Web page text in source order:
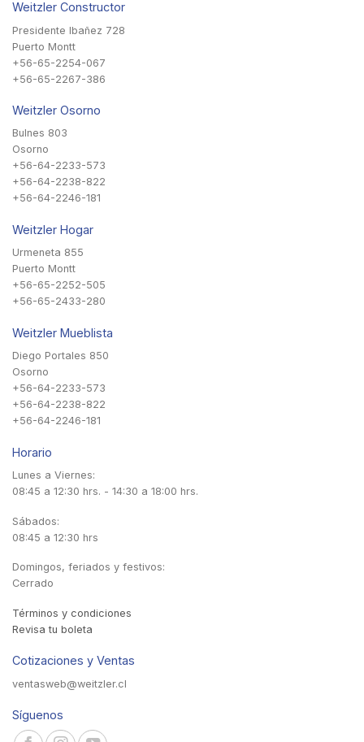
Weitzler Constructor
Presidente Ibañez 728
Puerto Montt
+56-65-2254-067
+56-65-2267-386
Weitzler Osorno
Bulnes 803
Osorno
+56-64-2233-573
+56-64-2238-822
+56-64-2246-181
Weitzler Hogar
Urmeneta 855
Puerto Montt
+56-65-2252-505
+56-65-2433-280
Weitzler Mueblista
Diego Portales 850
Osorno
+56-64-2233-573
+56-64-2238-822
+56-64-2246-181
Horario
Lunes a Viernes:
08:45 a 12:30 hrs. - 14:30 a 18:00 hrs.
Sábados:
08:45 a 12:30 hrs
Domingos, feriados y festivos:
Cerrado
Términos y condiciones
Revisa tu boleta
Cotizaciones y Ventas
ventasweb@weitzler.cl
Síguenos